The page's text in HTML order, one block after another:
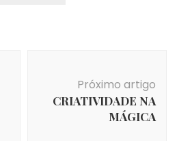
Próximo artigo
CRIATIVIDADE NA
MÁGICA